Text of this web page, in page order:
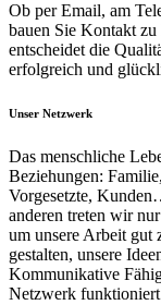
Ob per Email, am
bauen Sie Kontakt
entscheidet die
erfolgreich und
Unser Netzwerk
Das menschliche
Beziehungen:
Vorgesetzte,
anderen treten wir
um unsere Arbeit gut
gestalten, unsere
Kommunikative
Netzwerk